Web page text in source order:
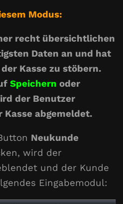
Modus:
recht übersichtlichen
Daten an und hat
Kasse zu stöbern.
Speichern oder
der Benutzer
abgemeldet.
Neukunde
wird der
und der Kunde
Eingabemodul: